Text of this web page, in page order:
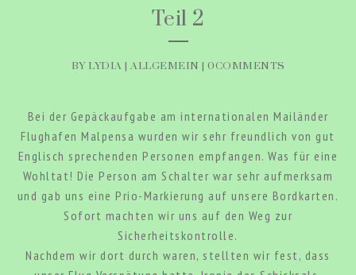
Teil 2
BY LYDIA | ALLGEMEIN | 0COMMENTS
Bei der Gepäckaufgabe am internationalen Mailänder
Flughafen Malpensa wurden wir sehr freundlich von gut
Englisch sprechenden Personen empfangen. Was für eine
Wohltat! Die Person am Schalter war sehr aufmerksam
und gab uns eine Prio-Markierung auf unsere Bordkarten.
Sofort machten wir uns auf den Weg zur
Sicherheitskontrolle.
Nachdem wir dort durch waren, stellten wir fest, dass